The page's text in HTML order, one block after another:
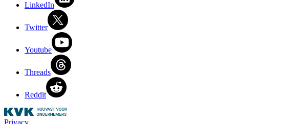
LinkedIn
Twitter
Youtube
Threads
Reddit